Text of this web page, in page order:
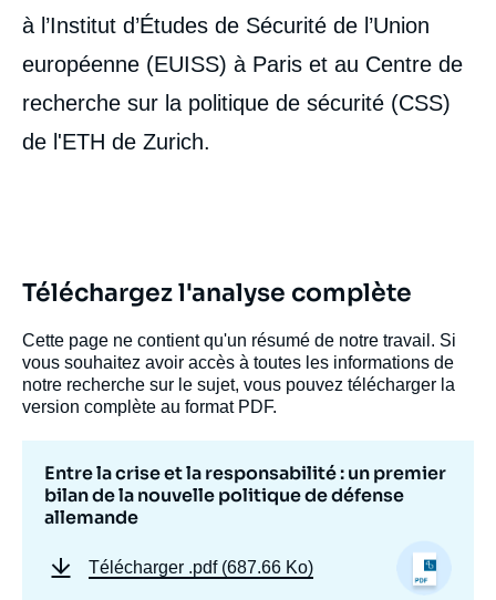
à l’Institut d’Études de Sécurité de l’Union
européenne (EUISS) à Paris et au Centre de
recherche sur la politique de sécurité (CSS)
de l'ETH de Zurich.
Téléchargez l'analyse complète
Cette page ne contient qu'un résumé de notre travail. Si
vous souhaitez avoir accès à toutes les informations de
notre recherche sur le sujet, vous pouvez télécharger la
version complète au format PDF.
Entre la crise et la responsabilité : un premier
bilan de la nouvelle politique de défense
allemande
Télécharger .pdf (687.66 Ko)
Copier